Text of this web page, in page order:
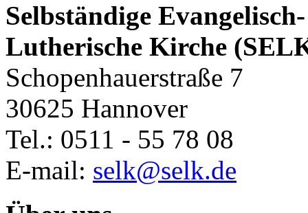
Selbständige Evangelisch-
Lutherische Kirche
Schopenhauerstraße 7
30625 Hannover
Tel.: 0511 - 55 78 08
E-mail: selk@selk.de